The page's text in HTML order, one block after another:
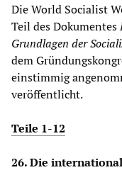
Die World Socialist
Teil des Dokumentes
Grundlagen der
dem
einstimmig
veröffentlicht.
Teile 1-12
26. Die